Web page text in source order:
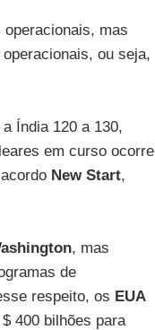
mas
ou seja,
Índia 120 a 130,
em curso ocorre
New Start,
, mas
de
respeito, os EUA
400 bilhões para